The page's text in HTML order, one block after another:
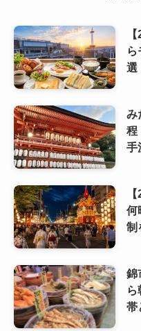
ら
選
み
程
手
何
制
錦
ら
帯